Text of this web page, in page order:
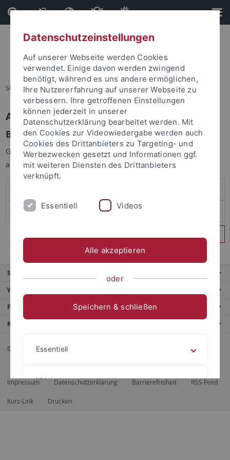
Direkt
zum
Inhalt
Direkt
zur
Fußleiste
Sie sind hier: Startseite
Anmelden
Benutzeranmeldung
Geben Sie Ihren Benutzernamen und Ihr Passwort an um sich
anzumelden:
Service
Weitere Angebote
Portale
Kontaktinfo
© 2026 Eberhard Karls Universität Tübingen, Tübingen
Impressum Datenschutzerklärung Barrierefreiheit RSS-Feed
Kurz-Link Drucken
Datenschutzeinstellungen
Auf unserer Webseite werden Cookies
verwendet. Einige davon werden zwingend
benötigt, während es uns andere ermöglichen,
Ihre Nutzererfahrung auf unserer Webseite zu
verbessern. Ihre getroffenen Einstellungen
können jederzeit in unserer
Datenschutzerklärung bearbeitet werden. Mit
den Cookies zur Videowiedergabe werden auch
Cookies des Drittanbieters zu Targeting- und
Werbezwecken gesetzt und Informationen ggf.
mit weiteren Diensten des Drittanbieters
verknüpft.
Essentiell Videos
Alle akzeptieren
oder
Speichern & schließen
Essentiell
Videos